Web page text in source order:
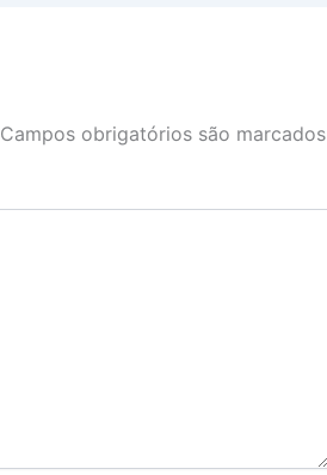
Campos obrigatórios são marcados